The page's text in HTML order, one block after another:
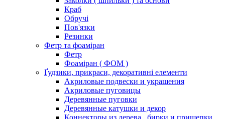
Краб
Обручі
Пов'язки
Резинки
Фетр та фоаміран
Фетр
Фоаміран ( ФОМ )
Ґудзики, прикраси, декоративні елементи
Акриловые подвески и украшения
Акриловые пуговицы
Деревянные пуговки
Деревянные катушки и декор
Коннекторы из дерева , бирки и прищепки